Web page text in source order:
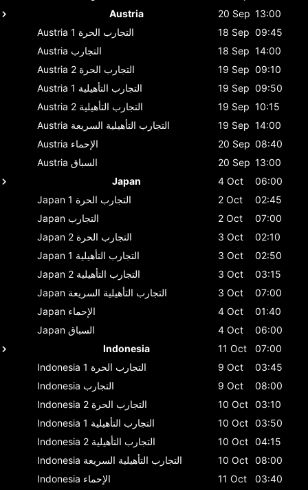
Austria
20 Sep 13:00
Austria
التجارب الحرة 1 18 Sep 09:45
Austria التجارب 18 Sep 14:00
Austria
التجارب الحرة 2 19 Sep 09:10
Austria
التجارب التأهيلية 1 19 Sep 09:50
Austria
التجارب التأهيلية 2 19 Sep 10:15
Austria التجارب التأهيلية السريعة 19 Sep 14:00
Austria الإحماء 20 Sep 08:40
Austria السباق 20 Sep 13:00
Japan
4 Oct
06:00
Japan
التجارب الحرة 1 2 Oct
02:45
Japan التجارب 2 Oct
07:00
Japan
التجارب الحرة 2 3 Oct
02:10
Japan
التجارب التأهيلية 1 3 Oct
02:50
Japan
التجارب التأهيلية 2 3 Oct
03:15
Japan التجارب التأهيلية السريعة 3 Oct
07:00
Japan الإحماء 4 Oct
01:40
Japan السباق 4 Oct
06:00
Indonesia
11 Oct
07:00
Indonesia
التجارب الحرة 1 9 Oct
03:45
Indonesia التجارب 9 Oct
08:00
Indonesia
التجارب الحرة 2 10 Oct 03:10
Indonesia
التجارب التأهيلية 1 10 Oct 03:50
Indonesia
التجارب التأهيلية 2 10 Oct 04:15
Indonesia التجارب التأهيلية السريعة 10 Oct 08:00
Indonesia الإحماء 11 Oct
03:40